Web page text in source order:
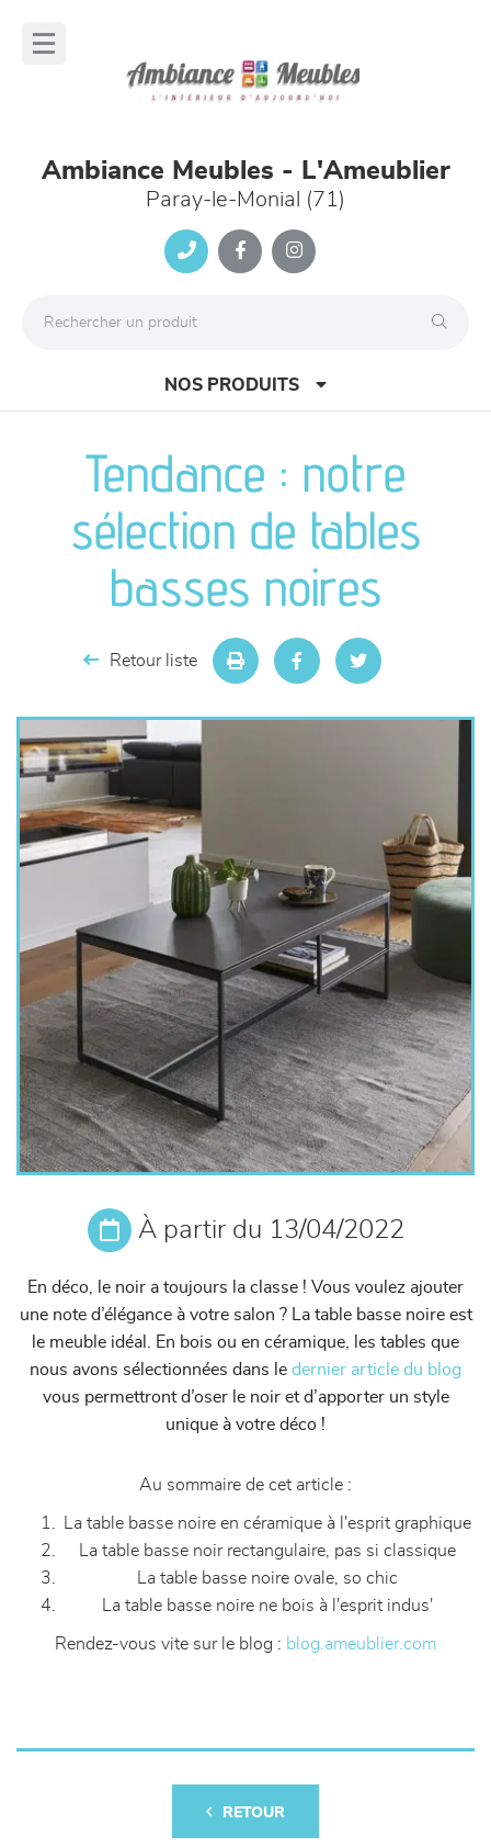
Ambiance Meubles - L'Ameublier
Paray-le-Monial (71)
NOS PRODUITS
canapés et fauteuils
séjours
chambres et dressing
literie
décoration
Tendance : notre
sélection de tables
basses noires
Retour liste
À partir du 13/04/2022
En déco, le noir a toujours la classe ! Vous voulez ajouter
une note d’élégance à votre salon ? La table basse noire est
le meuble idéal. En bois ou en céramique, les tables que
nous avons sélectionnées dans le dernier article du blog
vous permettront d’oser le noir et d’apporter un style
unique à votre déco !
Au sommaire de cet article :
La table basse noire en céramique à l'esprit graphique
La table basse noir rectangulaire, pas si classique
La table basse noire ovale, so chic
La table basse noire ne bois à l'esprit indus'
Rendez-vous vite sur le blog : blog.ameublier.com
RETOUR